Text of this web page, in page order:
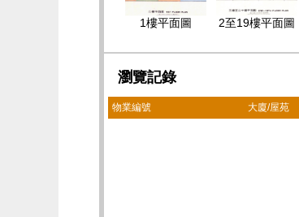
1樓平面圖 2至19樓平面圖
瀏覽記錄
物業編號 大廈/屋苑